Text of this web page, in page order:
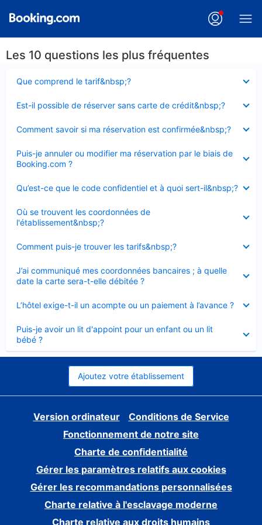
Les 10 questions les plus fréquentes
Que comprend le tarif&nbsp;?
fermé
Est-il possible de réserver sans carte de crédit&nbsp;?
fermé
Comment savoir si ma réservation est confirmée&nbsp;?
fermé
Puis-je annuler ou modifier ma réservation par le biais de
Booking.com ?
fermé
Qu’est-ce que le code confidentiel et à quoi sert-il&nbsp;?
fermé
Où se trouvent les coordonnées de
l'établissement&nbsp;?
fermé
Comment puis-je trouver les tarifs&nbsp;?
fermé
J’ai communiqué mes coordonnées bancaires ; à quelle
date la carte sera-t-elle débitée ?
fermé
L’hôtel exige-t-il un acompte ou un paiement à l’avance ?
fermé
Puis-je avoir un lit d'appoint pour un enfant ou un lit
bébé ?
fermé
Ajoutez votre établissement
Version ordinateur
Conditions de Service
Fonctionnement de notre site
Charte de confidentialité
Gérer les paramètres relatifs aux cookies
Gérer les recommandations personnalisées
Charte relative à l'esclavage moderne
Charte relative aux droits humains